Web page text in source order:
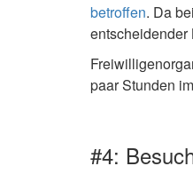
betroffen. Da
entscheidender
paar Stunden
#4: